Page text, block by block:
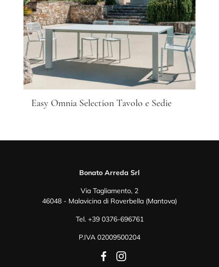
Easy Omnia Selection Tavolo e Sedie
Bonato Arreda Srl
Via Tagliamento, 2
46048 - Malavicina di Roverbella (Mantova)
Tel. +39 0376-696761
P.IVA 02009500204